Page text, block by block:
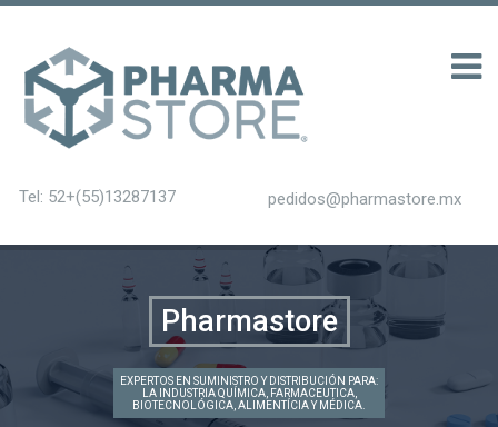
Tel: 52+(55)13287137 pedidos@pharmastore.mx
Pharmastore
EXPERTOS EN SUMINISTRO Y DISTRIBUCIÓN PARA:
LA INDUSTRIA QUÍMICA, FARMACEUTICA,
BIOTECNOLÓGICA, ALIMENTÍCIA Y MÉDICA.